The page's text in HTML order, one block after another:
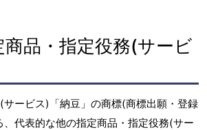
商品・指定役務(サービ
ービス)「納豆」の商標(商標出願・登録
代表的な他の指定商品・指定役務(サー